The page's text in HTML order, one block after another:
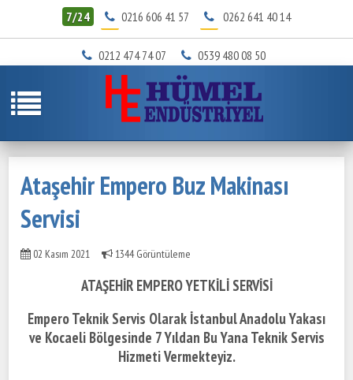
7/24 0216 606 41 57 0262 641 40 14
0212 474 74 07 0539 480 08 50
Ataşehir Empero Buz Makinası
Servisi
02 Kasım 2021 1344 Görüntüleme
ATAŞEHİR EMPERO YETKİLİ SERVİSİ
Empero Teknik Servis Olarak İstanbul Anadolu Yakası
ve Kocaeli Bölgesinde 7 Yıldan Bu Yana Teknik Servis
Hizmeti Vermekteyiz.